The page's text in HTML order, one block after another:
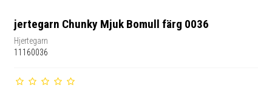
jertegarn Chunky Mjuk Bomull färg 0036
Hjertegarn
11160036